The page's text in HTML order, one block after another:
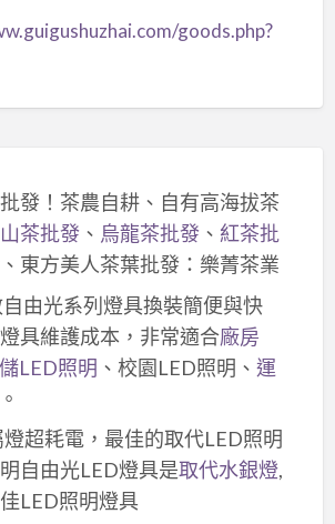
goods.php?
發！茶農自耕、自有高海拔茶
茶批發、 烏龍茶批發、 紅茶批
東方美人茶葉批發：樂菁茶業
由光系列燈具換裝簡便與快
具維護成本，非常適合廠房
LED照明 、校園LED照明、 運
。
超耗電，最佳的取代LED照明
自由光LED燈具是取代水銀燈,
LED照明燈具